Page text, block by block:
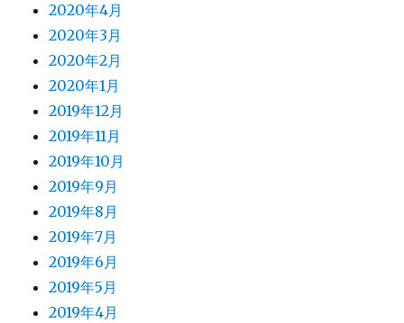
2020年4月
2020年3月
2020年2月
2020年1月
2019年12月
2019年11月
2019年10月
2019年9月
2019年8月
2019年7月
2019年6月
2019年5月
2019年4月